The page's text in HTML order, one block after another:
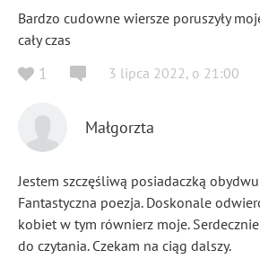
Bardzo cudowne wiersze poruszyły
cały czas
1 3 lipca 2022, o 21:00
Małgorzta
Jestem szczęśliwą posiadaczką
Fantastyczna poezja. Doskonale
kobiet w tym równierz moje.
do czytania. Czekam na ciąg dalszy.